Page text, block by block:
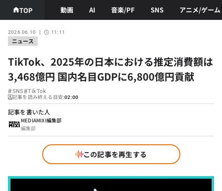
TOP 動画 AI 音楽/PF SNS アニメ/ゲーム
ニュース
2026.06.10 11:11
TikTok、2025年の日本における推定消費額は
3,468億円 国内名目GDPに6,800億円貢献
#SNS#TikTok
記事を読み終える目安:02:00
記事を書いた人
MEDIAMIXI編集部
編集部
この記事を再生する